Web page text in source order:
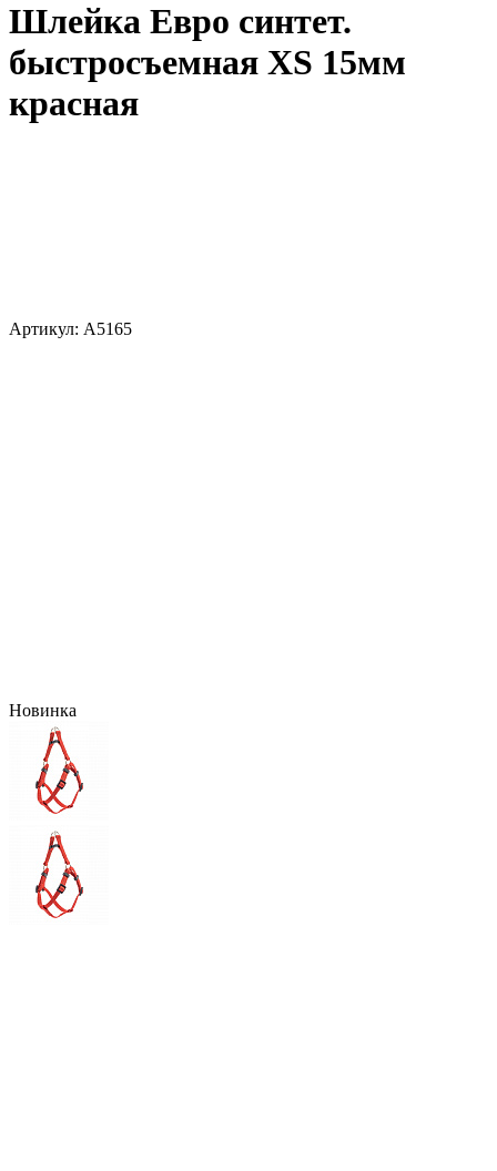
Шлейка Евро синтет.
быстросъемная XS 15мм
красная
Артикул: A5165
Новинка